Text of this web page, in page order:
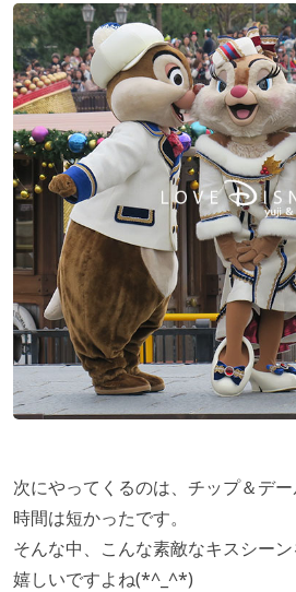
次にやってくるのは、チップ＆デ
時間は短かったです。
そんな中、こんな素敵なキスシー
嬉しいですよね(*^_^*)